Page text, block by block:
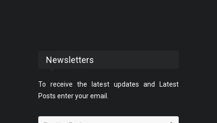
Newsletters
To receive the latest updates and Latest
Posts enter your email.